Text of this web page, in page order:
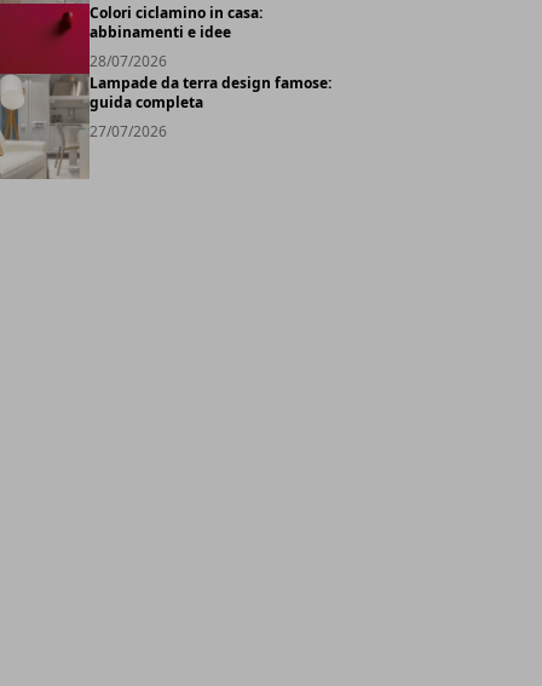
Colori ciclamino in casa:
abbinamenti e idee
28/07/2026
Lampade da terra design famose:
guida completa
27/07/2026